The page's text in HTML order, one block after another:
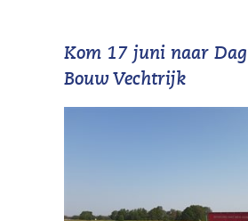
Kom 17 juni naar
Bouw Vechtrijk